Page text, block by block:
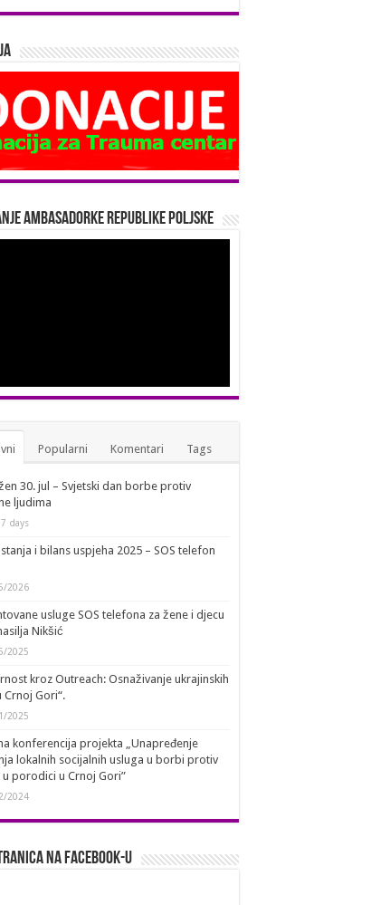
Ambasadorke Republike Poljske
Popularni Komentari Tags
30. jul – Svjetski dan borbe protiv
ljudima
days
i bilans uspjeha 2025 – SOS telefon
2026
usluge SOS telefona za žene i djecu
Nikšić
2025
kroz Outreach: Osnaživanje ukrajinskih
Crnoj Gori“.
2025
konferencija projekta „Unapređenje
lokalnih socijalnih usluga u borbi protiv
u porodici u Crnoj Gori”
2024
na Facebook-u